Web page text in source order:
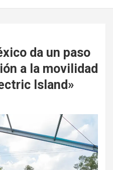
da un paso
a la movilidad
Island»